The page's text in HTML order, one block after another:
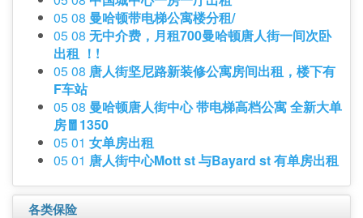
05 08 曼哈顿带电梯公寓楼分租/
05 08 无中介费，月租700曼哈顿唐人街一间次卧
出租 ！!
05 08 唐人街坚尼路新装修公寓房间出租，楼下有
F车站
05 08 曼哈顿唐人街中心 带电梯高档公寓 全新大单
房🧧1350
05 01 女单房出租
05 01 唐人街中心Mott st 与Bayard st 有单房出租
各类保险